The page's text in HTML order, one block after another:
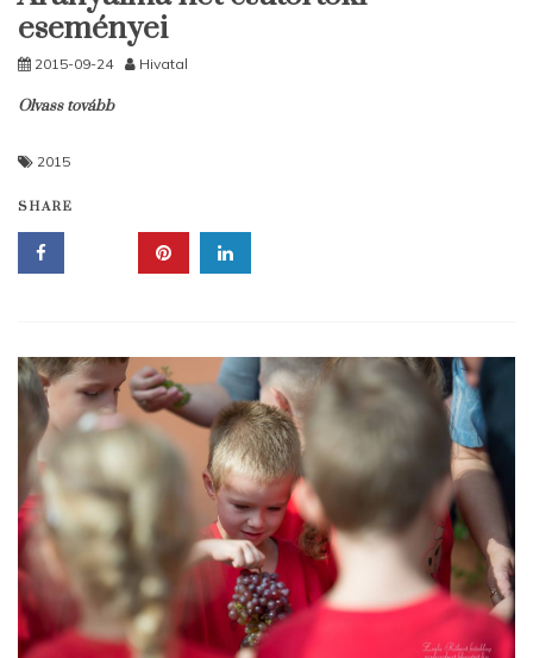
eseményei
2015-09-24 Hivatal
Olvass tovább
2015
SHARE